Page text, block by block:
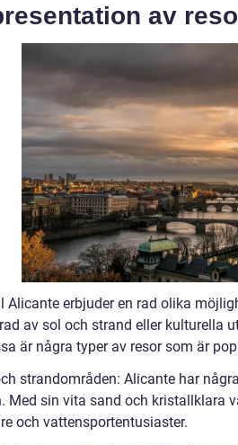
av
Alicante erbjuder en rad olika
av sol och strand eller kulturella
är några typer av resor som är
strandområden: Alicante har
Med sin vita sand och kristallklara
och vattensportentusiaster.